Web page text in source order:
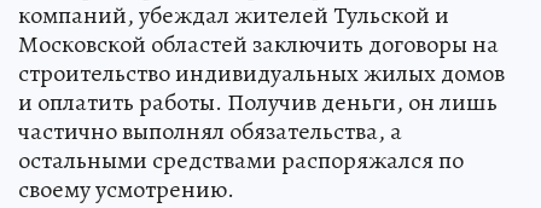
компаний, убеждал жителей Тульской и
Московской областей заключить договоры на
строительство индивидуальных жилых домов
и оплатить работы. Получив деньги, он лишь
частично выполнял обязательства, а
остальными средствами распоряжался по
своему усмотрению.